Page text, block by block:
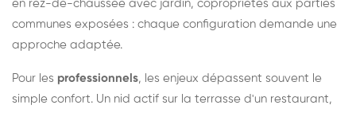
en rez-de-chaussée avec jardin, copropriétés aux parties
communes exposées : chaque configuration demande une
approche adaptée.
Pour les professionnels, les enjeux dépassent souvent le
simple confort. Un nid actif sur la terrasse d'un restaurant,